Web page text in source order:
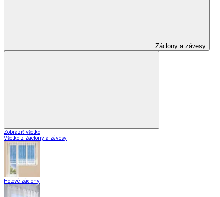
Záclony a závesy
Zobraziť všetko
Všetko z Záclony a závesy
Hotové záclony